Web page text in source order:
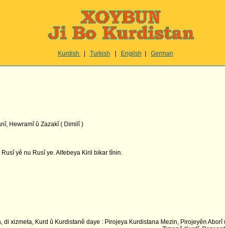
Kurdish Turkish Engilsh German
Hewramî û Zazakî ( Dimilî )
yê nu Rusî ye. Alfebeya Kiril bikar tînin.
di xizmeta, Kurd û Kurdistanê daye : Pirojeya Kurdistana Mezin, Pirojeyên